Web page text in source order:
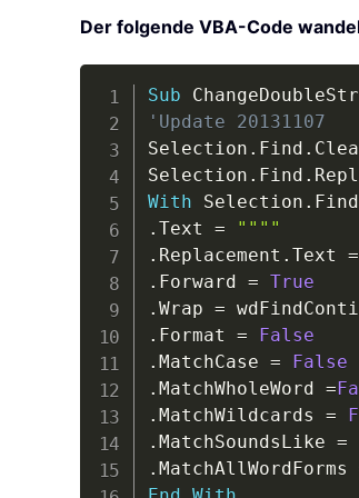
Der folgende VBA-Code
Sub
'Update 20131107
Selection . Find .
Selection . Find .
With Selection .
. Text =
""""
. Replacement . Text =
. Forward = True
. Wrap =
. Format =
False
. MatchCase =
False
. MatchWholeWord =
. MatchWildcards =
. MatchSoundsLike =
. MatchAllWordForms